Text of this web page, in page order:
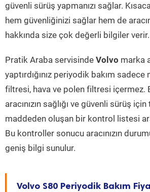
güvenli sürüş yapmanızı sağlar.
hem güvenliğinizi sağlar hem de
hakkında size çok değerli bilgiler verir.
Pratik Araba servisinde Volvo marka
yaptırdığınız periyodik bakım
filtresi, hava ve polen filtresi içermez.
aracınızın sağlığı ve güvenli sürüş
maddeden oluşan bir kontrol listesi
Bu kontroller sonucu aracınızın
geniş bilgi sunulur.
Volvo S80 Periyodik Bakım